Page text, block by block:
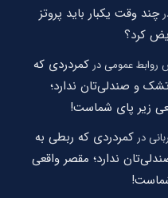
چند وقت یکبار باید پروتز
کرد؟
روابط عمومیدر کمردردی که
و صندلی‌تان ندارد؛
زیر پای شماست!
در کمردردی که ربطی به
ندارد؛ مقصر واقعی